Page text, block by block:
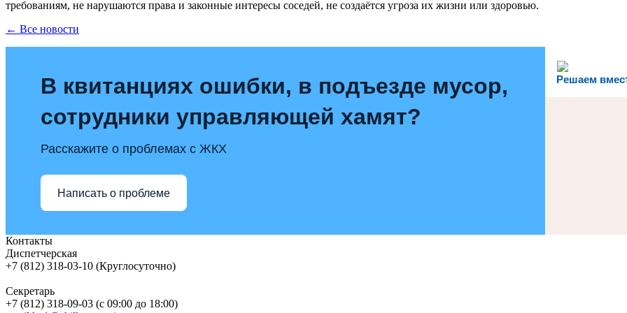
требованиям, не нарушаются права и законные интересы соседей, не создаётся угроза их жизни или здоровью.
← Все новости
Решаем
В квитанциях ошибки, в подъезде мусор,
сотрудники управляющей хамят?
Расскажите о проблемах с ЖКХ
Написать о проблеме
Контакты
Диспетчерская
+7 (812) 318-03-10 (Круглосуточно)
Секретарь
+7 (812) 318-09-03 (с 09:00 до 18:00)